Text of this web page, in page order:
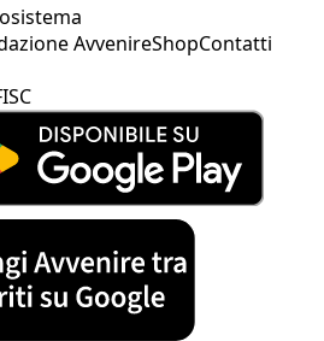
AvvenireShopContatti